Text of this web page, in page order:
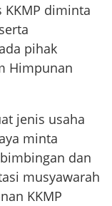
diminta
pihak
Himpunan
jenis usaha
minta
dan
musyawarah
KKMP